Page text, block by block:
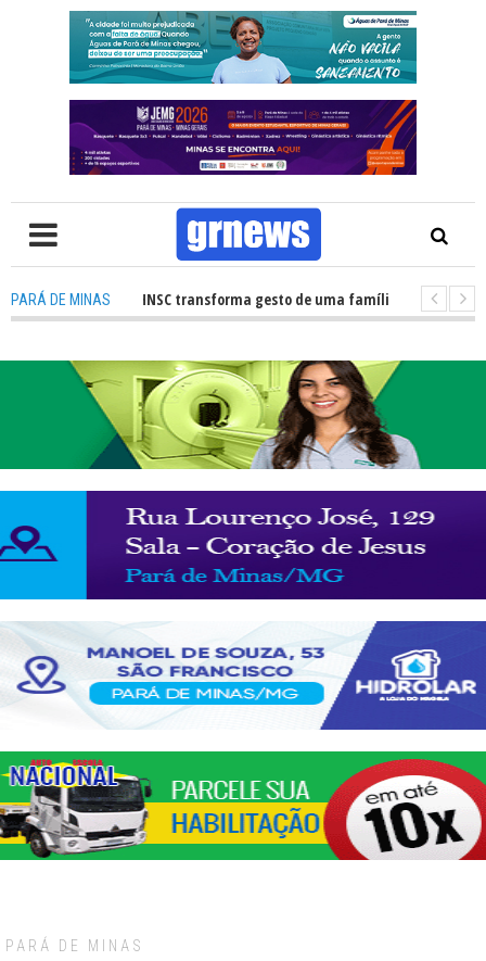
PARÁ DE MINAS
de órgãos no HNSC transforma gesto de uma família em esperança
PARÁ DE MINAS